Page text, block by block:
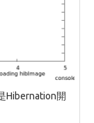
Hibernation開